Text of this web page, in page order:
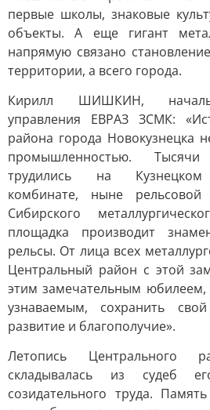
первые школы, знаковые
объекты. А еще гигант
напрямую связано
территории, а всего города.
Кирилл ШИШКИН,
управления ЕВРАЗ ЗСМК:
района города Новокузнецка
промышленностью.
трудились на Кузнецком
комбинате, ныне
Сибирского
площадка производит
рельсы. От лица всех
Центральный район с этой
этим замечательным юбилеем,
узнаваемым, сохранить
развитие и благополучие».
Летопись Центрального
складывалась из судеб
созидательного труда.